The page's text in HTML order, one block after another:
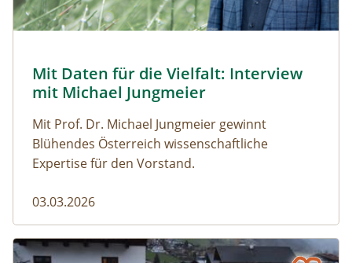
Naturmagazin: Mit Daten für die Vielfalt: Interview mit
Mit Daten für die Vielfalt: Interview
mit Michael Jungmeier
Mit Prof. Dr. Michael Jungmeier gewinnt
Blühendes Österreich wissenschaftliche
Expertise für den Vorstand.
03.03.2026
Der steile Weg in die Freiheit